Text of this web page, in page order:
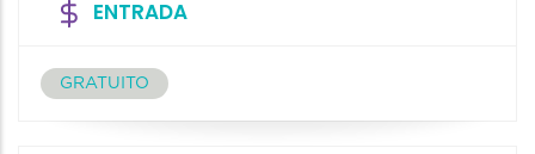
ENTRADA
GRATUITO